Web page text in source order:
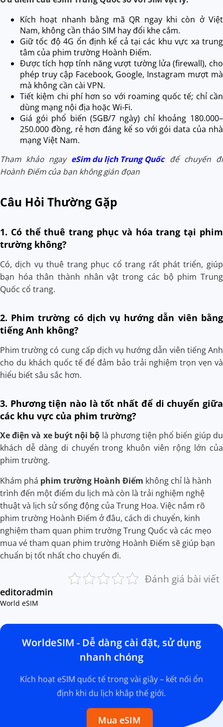
Kích hoạt nhanh bằng mã QR ngay khi còn ở Việt
Nam, không cần tháo SIM hay đổi khe cắm.
Giữ tốc độ 4G ổn định kể cả tại các khu vực xa trung
tâm của phim trường Hoành Điếm.
Được tích hợp tính năng vượt tường lửa (firewall), cho
phép truy cập Facebook, Google, Instagram mượt mà
mà không cần cài VPN.
Tiết kiệm chi phí hơn so với roaming quốc tế; chỉ cần
dùng mạng nội địa hoặc Wi-Fi.
Giá gói phổ biến (5GB/7 ngày) chỉ khoảng 180.000–
250.000 đồng, rẻ hơn đáng kể so với gói data của nhà
mạng Việt Nam.
Tham khảo ngay eSim du lịch Trung Quốcđể chuyến đi
Hoành Điếm của bạn không gián đọan
Câu Hỏi Thường Gặp
1. Có thể thuê trang phục và hóa trang tại phim
trường không?
Có, dịch vụ thuê trang phục cổ trang rất phát triển, giúp
bạn hóa thân thành nhân vật trong các bộ phim Trung
Quốc cổ trang.
2. Phim trường có dịch vụ hướng dẫn viên bằng
tiếng Anh không?
Phim trường có cung cấp dịch vụ hướng dẫn viên tiếng Anh
cho du khách quốc tế để đảm bảo trải nghiệm trọn vẹn và
hiểu biết sâu sắc hơn.
3. Phương tiện nào là tốt nhất để di chuyển giữa
các khu vực của phim trường?
Xe điện và xe buýt nội bộ là phương tiện phổ biến giúp du
khách dễ dàng di chuyển trong khuôn viên rộng lớn của
phim trường.
Khám phá phim trường Hoành Điếm không chỉ là hành
trình đến một điểm du lịch mà còn là trải nghiệm nghệ
thuật và lịch sử sống động của Trung Hoa. Việc nắm rõ
phim trường Hoành Điếm ở đâu, cách di chuyển, kinh
nghiệm tham quan phim trường Trung Quốc và các mẹo
mua vé tham quan phim trường Hoành Điếm sẽ giúp bạn
chuẩn bị tốt nhất cho chuyến đi.
Đánh giá bài viết
editoradmin
World eSIM
WorldeSIM - Dễ dàng cài đặt, sử dụng
nhanh chóng
Kích hoạt eSIM quốc tế trong vài giây – kết nối ổn
định khi du lịch khắp thế giới.
Mua eSIM